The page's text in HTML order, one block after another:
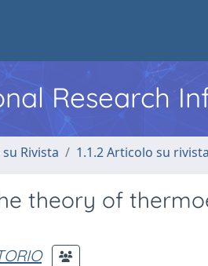
Research
Rivista 1.1.2 Articolo su
theory of